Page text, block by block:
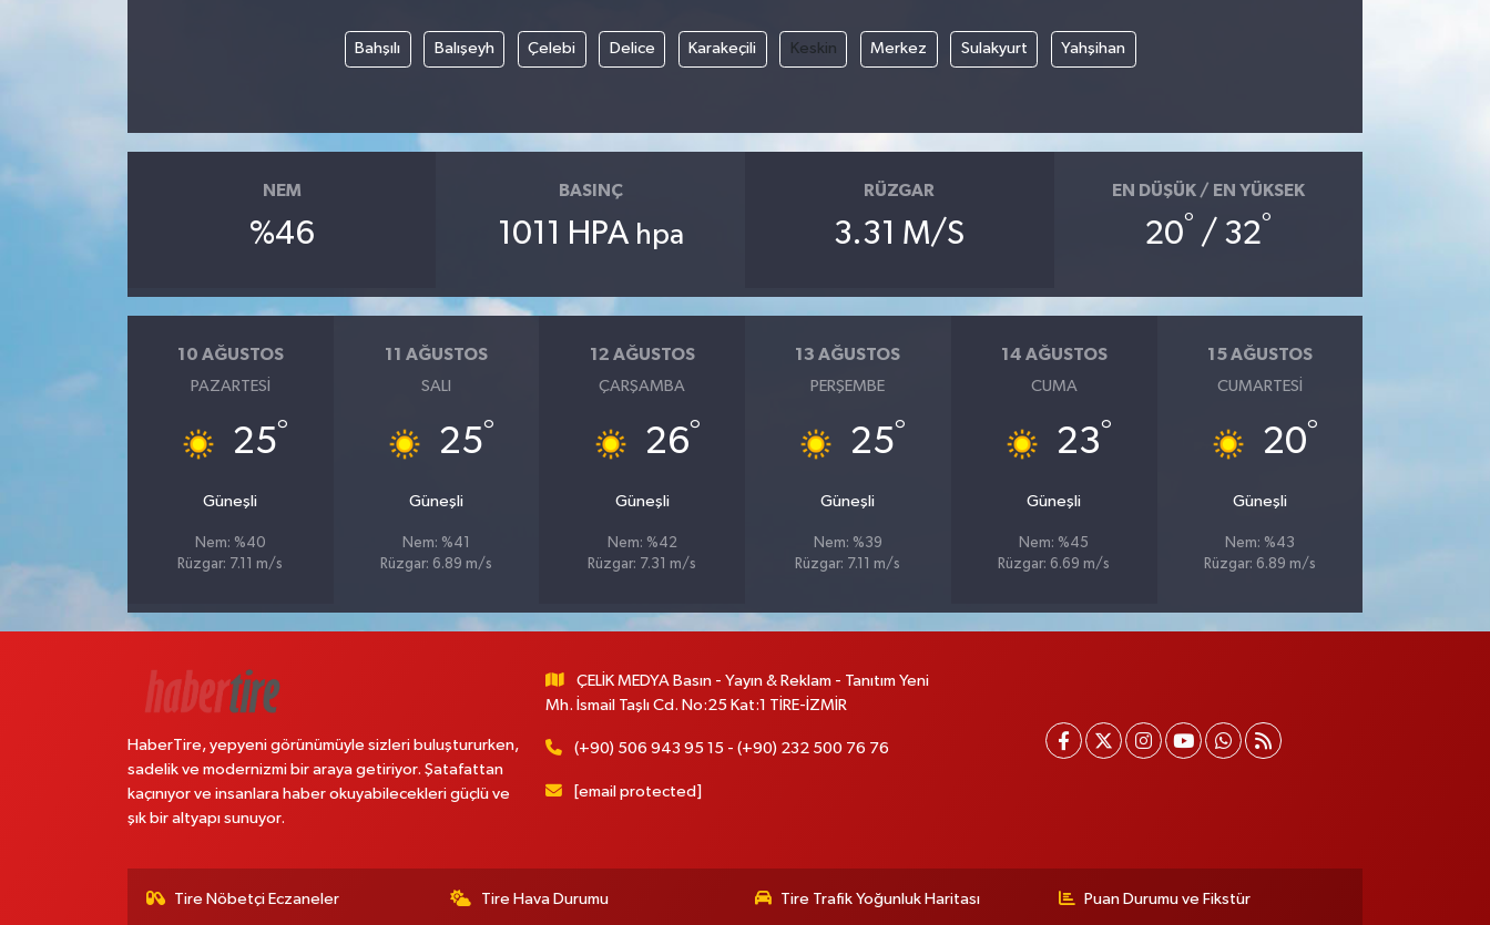
Bahşılı Balışeyh Çelebi Delice Karakeçili Keskin Merkez Sulakyurt Yahşihan
NEM
%46
BASINÇ
1011 HPA hpa
RÜZGAR
3.31 M/S
EN DÜŞÜK / EN YÜKSEK
20° / 32°
10 AĞUSTOS
PAZARTESI
25°
Güneşli
Nem: %40
Rüzgar: 7.11 m/s
11 AĞUSTOS
SALI
25°
Güneşli
Nem: %41
Rüzgar: 6.89 m/s
12 AĞUSTOS
ÇARŞAMBA
26°
Güneşli
Nem: %42
Rüzgar: 7.31 m/s
13 AĞUSTOS
PERŞEMBE
25°
Güneşli
Nem: %39
Rüzgar: 7.11 m/s
14 AĞUSTOS
CUMA
23°
Güneşli
Nem: %45
Rüzgar: 6.69 m/s
15 AĞUSTOS
CUMARTESI
20°
Güneşli
Nem: %43
Rüzgar: 6.89 m/s
HaberTire, yepyeni görünümüyle sizleri buluştururken,
sadelik ve modernizmi bir araya getiriyor. Şatafattan
kaçınıyor ve insanlara haber okuyabilecekleri güçlü ve
şık bir altyapı sunuyor.
ÇELİK MEDYA Basın - Yayın & Reklam - Tanıtım Yeni
Mh. İsmail Taşlı Cd. No:25 Kat:1 TİRE-İZMİR
(+90) 506 943 95 15 - (+90) 232 500 76 76
[email protected]
Tire Nöbetçi Eczaneler Tire Hava Durumu Tire Trafik Yoğunluk Haritası Puan Durumu ve Fikstür